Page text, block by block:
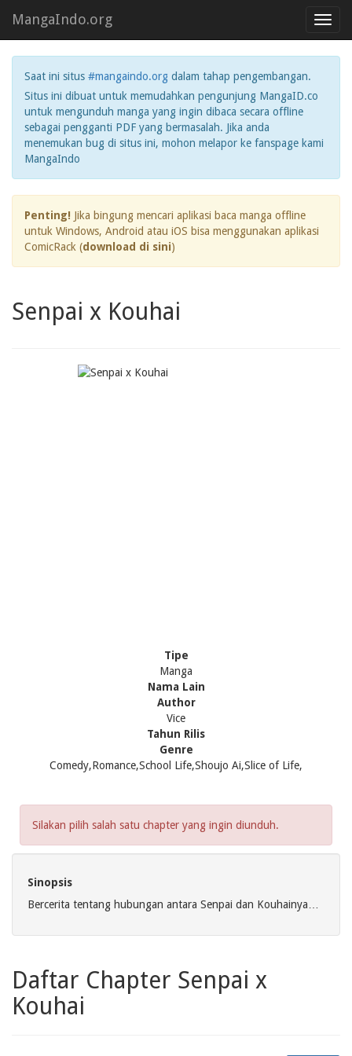
MangaIndo.org
Saat ini situs #mangaindo.org dalam tahap pengembangan.
Situs ini dibuat untuk memudahkan pengunjung MangaID.co
untuk mengunduh manga yang ingin dibaca secara offline
sebagai pengganti PDF yang bermasalah. Jika anda
menemukan bug di situs ini, mohon melapor ke fanspage kami
MangaIndo
Penting! Jika bingung mencari aplikasi baca manga offline
untuk Windows, Android atau iOS bisa menggunakan aplikasi
ComicRack (download di sini)
Senpai x Kouhai
Tipe
Manga
Nama Lain
Author
Vice
Tahun Rilis
Genre
Comedy,Romance,School Life,Shoujo Ai,Slice of Life,
Silakan pilih salah satu chapter yang ingin diunduh.
Sinopsis
Bercerita tentang hubungan antara Senpai dan Kouhainya…
Daftar Chapter Senpai x
Kouhai